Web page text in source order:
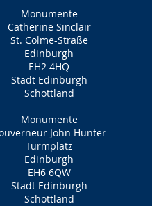
Monumente
Catherine Sinclair
St. Colme-Straße
Edinburgh
EH2 4HQ
Stadt Edinburgh
Schottland
Monumente
John Hunter
Turmplatz
Edinburgh
EH6 6QW
Stadt Edinburgh
Schottland